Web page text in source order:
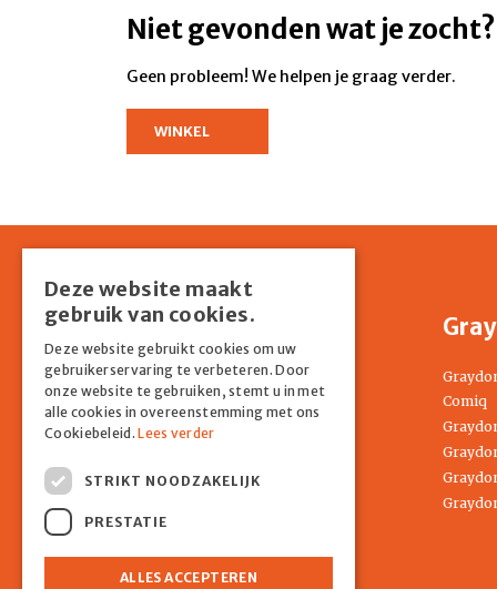
Niet gevonden wat je zocht?
Geen probleem! We helpen je graag verder.
WINKEL
Shop
Home
Springkussens
Partyverhuur
Tenten
COMIQ
Contact
Comiq
Deze website maakt
gebruik van cookies.
Deze website gebruikt cookies om uw
gebruikerservaring te verbeteren. Door
onze website te gebruiken, stemt u in met
alle cookies in overeenstemming met ons
Cookiebeleid.Lees verder
STRIKT NOODZAKELIJK
PRESTATIE
ALLES ACCEPTEREN